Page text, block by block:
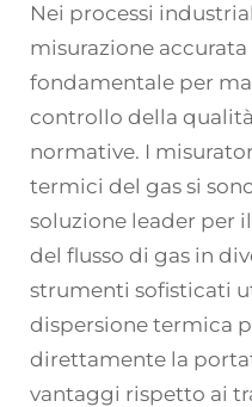
Nei processi
misurazione accurata
fondamentale per
controllo della
normative. I
termici del gas si
soluzione leader per
del flusso di gas in
strumenti sofisticati
dispersione termica
direttamente la
vantaggi rispetto ai